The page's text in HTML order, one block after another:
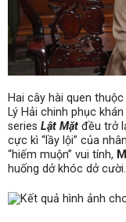
Hai cây hài quen thuộc
Lý Hải chinh phục
series Lật Mặt đều trở
cực kì “lầy lội” của
“hiếm muộn” vui tính,
huống dở khóc dở cười.